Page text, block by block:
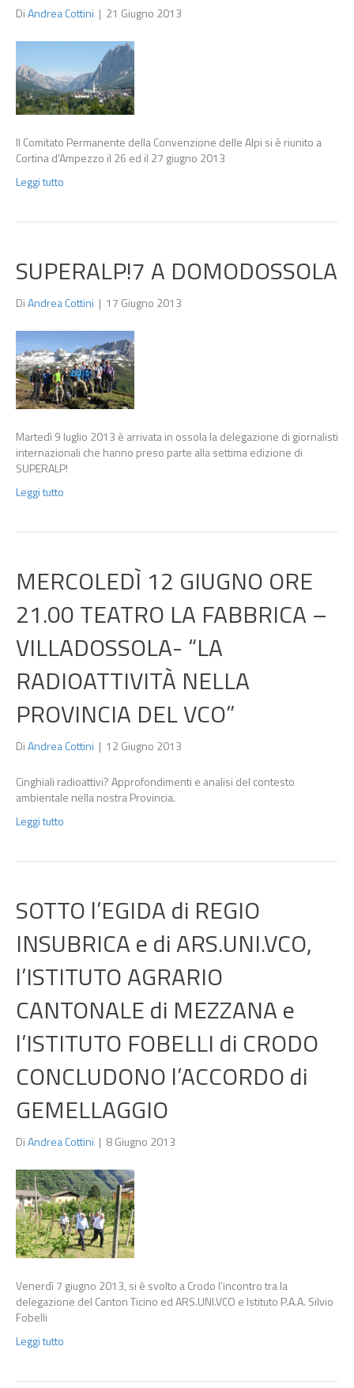
DiAndrea Cottini | 21 Giugno 2013
Il Comitato Permanente della Convenzione delle Alpi si è riunito a
Cortina d’Ampezzo il 26 ed il 27 giugno 2013
Leggi tutto
SUPERALP!7 A DOMODOSSOLA
DiAndrea Cottini | 17 Giugno 2013
Martedì 9 luglio 2013 è arrivata in ossola la delegazione di giornalisti
internazionali che hanno preso parte alla settima edizione di
SUPERALP!
Leggi tutto
MERCOLEDÌ 12 GIUGNO ORE
21.00 TEATRO LA FABBRICA –
VILLADOSSOLA- “LA
RADIOATTIVITÀ NELLA
PROVINCIA DEL VCO”
DiAndrea Cottini | 12 Giugno 2013
Cinghiali radioattivi? Approfondimenti e analisi del contesto
ambientale nella nostra Provincia.
Leggi tutto
SOTTO l’EGIDA di REGIO
INSUBRICA e di ARS.UNI.VCO,
l’ISTITUTO AGRARIO
CANTONALE di MEZZANA e
l’ISTITUTO FOBELLI di CRODO
CONCLUDONO l’ACCORDO di
GEMELLAGGIO
DiAndrea Cottini | 8 Giugno 2013
Venerdì 7 giugno 2013, si è svolto a Crodo l’incontro tra la
delegazione del Canton Ticino ed ARS.UNI.VCO e Istituto P.A.A. Silvio
Fobelli
Leggi tutto